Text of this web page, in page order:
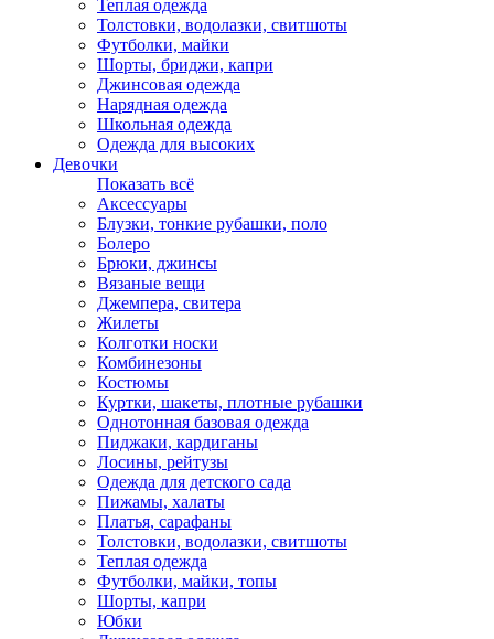
Теплая одежда
Толстовки, водолазки, свитшоты
Футболки, майки
Шорты, бриджи, капри
Джинсовая одежда
Нарядная одежда
Школьная одежда
Одежда для высоких
Девочки
Показать всё
Аксессуары
Блузки, тонкие рубашки, поло
Болеро
Брюки, джинсы
Вязаные вещи
Джемпера, свитера
Жилеты
Колготки носки
Комбинезоны
Костюмы
Куртки, шакеты, плотные рубашки
Однотонная базовая одежда
Пиджаки, кардиганы
Лосины, рейтузы
Одежда для детского сада
Пижамы, халаты
Платья, сарафаны
Толстовки, водолазки, свитшоты
Теплая одежда
Футболки, майки, топы
Шорты, капри
Юбки